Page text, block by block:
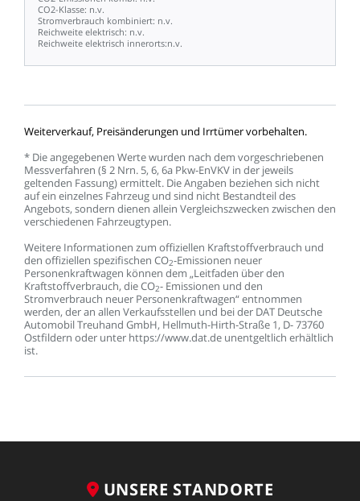
CO2-Klasse: n.v.
Stromverbrauch kombiniert: n.v.
Reichweite elektrisch: n.v.
Reichweite elektrisch innerorts:n.v.
Weiterverkauf, Preisänderungen und Irrtümervorbehalten.
* Dieangegebenen Wertewurden nach dem vorgeschriebenen
Messverfahren (§ 2 Nrn. 5, 6, 6a Pkw-EnVKV in der jeweils
geltenden Fassung)ermittelt. DieAngaben beziehen sich nicht
aufein einzelnes Fahrzeug und sind nicht Bestandteildes
Angebots, sondern dienen allein Vergleichszwecken zwischen den
verschiedenen Fahrzeugtypen.
Weitere Informationen zum offiziellen Kraftstoffverbrauch und
den offiziellen spezifischen CO2-Emissionen neuer
Personenkraftwagen können dem „Leitfaden überden
Kraftstoffverbrauch, dieCO2- Emissionen und den
Stromverbrauch neuer Personenkraftwagen“entnommen
werden, deran allen Verkaufsstellen und beider DAT Deutsche
AutomobilTreuhand GmbH, Hellmuth-Hirth-Straße 1, D-73760
Ostfildern oder unter https://www.dat.de unentgeltlich erhältlich
ist.
UNSERE STANDORTE